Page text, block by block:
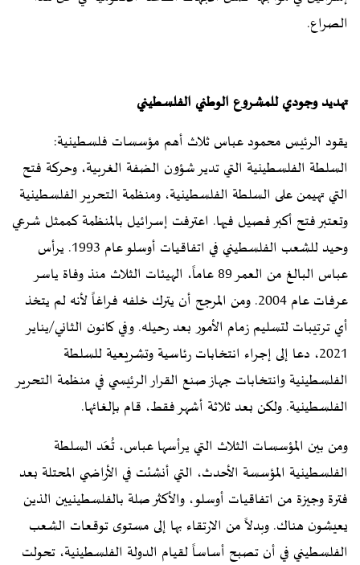
الصراع.
تهديد وجودي للمشروع الوطني الفلسطيني
يقود الرئيس محمود عباس ثلاث أهم مؤسسات فلسطينية:
السلطة الفلسطينية التي تدير شؤون الضفة الغربية، وحركة فتح
التي تهيمن على السلطة الفلسطينية، ومنظمة التحرير الفلسطينية
وتعتبر فتح أكبر فصيل فيها. اعترفت إسرائيل بالمنظمة كممثل شرعي
وحيد للشعب الفلسطيني في اتفاقيات أوسلو عام 1993. يرأس
عباس البالغ من العمر 89 عاماً، الهيئات الثلاث منذ وفاة ياسر
عرفات عام 2004. ومن المرجح أن يترك خلفه فراغاً لأنه لم يتخذ
أي ترتيبات لتسليم زمام الأمور بعد رحيله. وفي كانون الثاني/يناير
2021، دعا إلى إجراء انتخابات رئاسية وتشريعية للسلطة
الفلسطينية وانتخابات جهاز صنع القرار الرئيسي في منظمة التحرير
الفلسطينية. ولكن بعد ثلاثة أشهر فقط، قام بإلغائها.
ومن بين المؤسسات الثلاث التي يرأسها عباس، تُعَد السلطة
الفلسطينية المؤسسة الأحدث، التي أنشئت في الأراضي المحتلة بعد
فترة وجيزة من اتفاقيات أوسلو، والأكثر صلة بالفلسطينيين الذين
يعيشون هناك. وبدلاً من الارتقاء بها إلى مستوى توقعات الشعب
الفلسطيني في أن تصبح أساساً لقيام الدولة الفلسطينية، تحولت